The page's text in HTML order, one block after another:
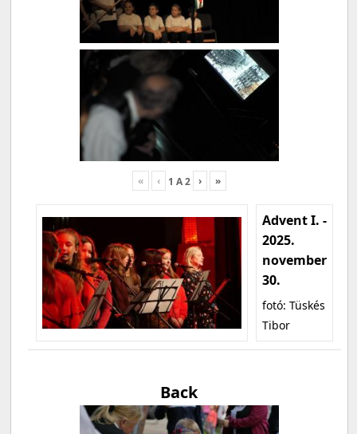
« ‹ 1 A2 › »
Advent I. -
2025.
november
30.
fotó: Tüskés
Tibor
Back